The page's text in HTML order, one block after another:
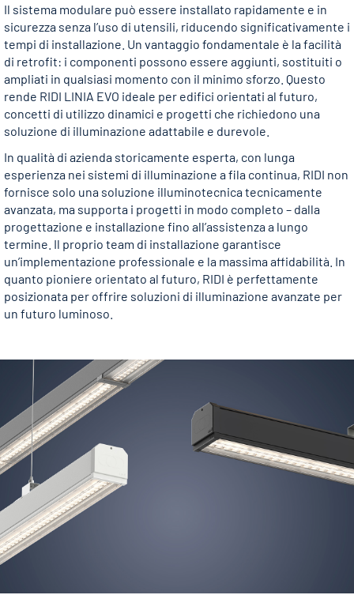
Il sistema modulare può essere installato rapidamente e in
sicurezza senza l’uso di utensili, riducendo significativamente i
tempi di installazione. Un vantaggio fondamentale è la facilità
di retrofit: i componenti possono essere aggiunti, sostituiti o
ampliati in qualsiasi momento con il minimo sforzo. Questo
rende RIDI LINIA EVO ideale per edifici orientati al futuro,
concetti di utilizzo dinamici e progetti che richiedono una
soluzione di illuminazione adattabile e durevole.
In qualità di azienda storicamente esperta, con lunga
esperienza nei sistemi di illuminazione a fila continua, RIDI non
fornisce solo una soluzione illuminotecnica tecnicamente
avanzata, ma supporta i progetti in modo completo – dalla
progettazione e installazione fino all’assistenza a lungo
termine. Il proprio team di installazione garantisce
un’implementazione professionale e la massima affidabilità. In
quanto pioniere orientato al futuro, RIDI è perfettamente
posizionata per offrire soluzioni di illuminazione avanzate per
un futuro luminoso.